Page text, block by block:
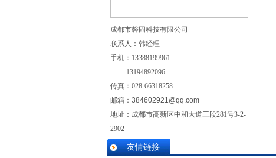
成都市磐固科技有限公司
联系人：韩经理
手机： 13388199961
13194892096
传真：028-66318258
邮箱： 384602921@qq.com
地址：成都市高新区中和大道三段281号3-2-
2902
友情链接